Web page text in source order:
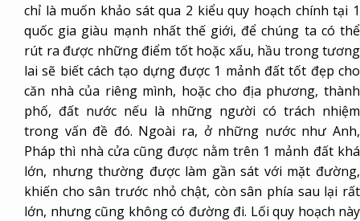
chỉ là muốn khảo sát qua 2 kiểu quy hoạch chính tại 1
quốc gia giàu mạnh nhất thế giới, để chúng ta có thể
rút ra được những điểm tốt hoặc xấu, hầu trong tương
lai sẽ biết cách tạo dựng được 1 mảnh đất tốt đẹp cho
căn nhà của riêng mình, hoặc cho địa phương, thành
phố, đất nước nếu là những người có trách nhiệm
trong vấn đề đó. Ngoài ra, ở những nước như Anh,
Pháp thì nhà cửa cũng được nằm trên 1 mảnh đất khá
lớn, nhưng thường được làm gần sát với mặt đường,
khiến cho sân trước nhỏ chật, còn sân phía sau lại rất
lớn, nhưng cũng không có đường đi. Lối quy hoạch này